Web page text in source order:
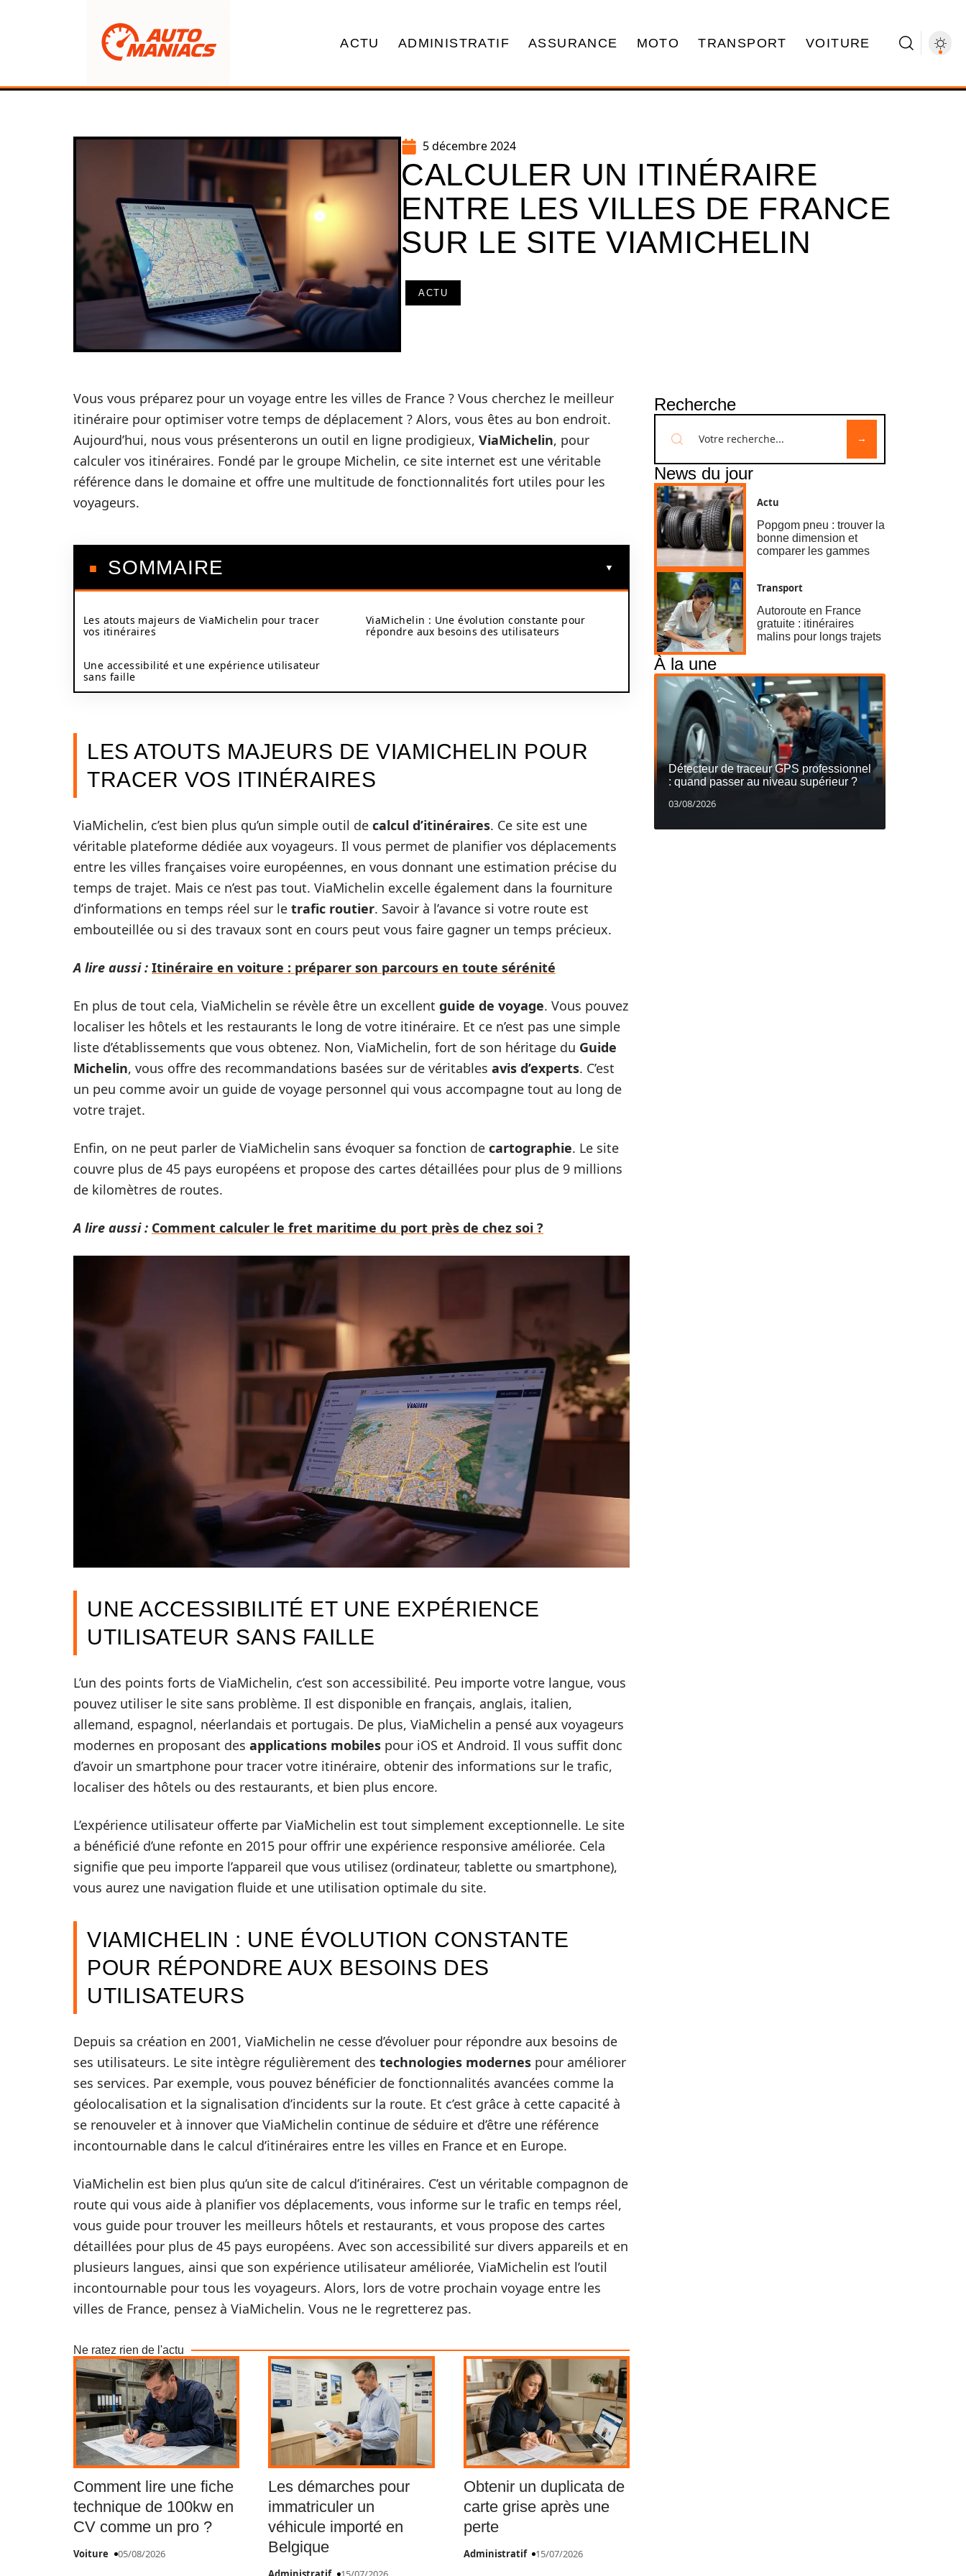
ACTU ADMINISTRATIF ASSURANCE MOTO TRANSPORT VOITURE
5 décembre 2024
CALCULER UN ITINÉRAIRE
ENTRE LES VILLES DE FRANCE
SUR LE SITE VIAMICHELIN
ACTU
Vous vous préparez pour un voyage entre les villes de France ? Vous cherchez le meilleur
itinéraire pour optimiser votre temps de déplacement ? Alors, vous êtes au bon endroit.
Aujourd’hui, nous vous présenterons un outil en ligne prodigieux, ViaMichelin, pour
calculer vos itinéraires. Fondé par le groupe Michelin, ce site internet est une véritable
référence dans le domaine et offre une multitude de fonctionnalités fort utiles pour les
voyageurs.
SOMMAIRE
Les atouts majeurs de ViaMichelin pour tracer
vos itinéraires
Une accessibilité et une expérience utilisateur
sans faille
ViaMichelin : Une évolution constante pour
répondre aux besoins des utilisateurs
LES ATOUTS MAJEURS DE VIAMICHELIN POUR
TRACER VOS ITINÉRAIRES
ViaMichelin, c’est bien plus qu’un simple outil de calcul d’itinéraires. Ce site est une
véritable plateforme dédiée aux voyageurs. Il vous permet de planifier vos déplacements
entre les villes françaises voire européennes, en vous donnant une estimation précise du
temps de trajet. Mais ce n’est pas tout. ViaMichelin excelle également dans la fourniture
d’informations en temps réel sur le trafic routier. Savoir à l’avance si votre route est
embouteillée ou si des travaux sont en cours peut vous faire gagner un temps précieux.
A lire aussi : Itinéraire en voiture : préparer son parcours en toute sérénité
En plus de tout cela, ViaMichelin se révèle être un excellent guide de voyage. Vous pouvez
localiser les hôtels et les restaurants le long de votre itinéraire. Et ce n’est pas une simple
liste d’établissements que vous obtenez. Non, ViaMichelin, fort de son héritage du Guide
Michelin, vous offre des recommandations basées sur de véritables avis d’experts. C’est
un peu comme avoir un guide de voyage personnel qui vous accompagne tout au long de
votre trajet.
Enfin, on ne peut parler de ViaMichelin sans évoquer sa fonction de cartographie. Le site
couvre plus de 45 pays européens et propose des cartes détaillées pour plus de 9 millions
de kilomètres de routes.
A lire aussi : Comment calculer le fret maritime du port près de chez soi ?
UNE ACCESSIBILITÉ ET UNE EXPÉRIENCE
UTILISATEUR SANS FAILLE
L’un des points forts de ViaMichelin, c’est son accessibilité. Peu importe votre langue, vous
pouvez utiliser le site sans problème. Il est disponible en français, anglais, italien,
allemand, espagnol, néerlandais et portugais. De plus, ViaMichelin a pensé aux voyageurs
modernes en proposant des applications mobiles pour iOS et Android. Il vous suffit donc
d’avoir un smartphone pour tracer votre itinéraire, obtenir des informations sur le trafic,
localiser des hôtels ou des restaurants, et bien plus encore.
L’expérience utilisateur offerte par ViaMichelin est tout simplement exceptionnelle. Le site
a bénéficié d’une refonte en 2015 pour offrir une expérience responsive améliorée. Cela
signifie que peu importe l’appareil que vous utilisez (ordinateur, tablette ou smartphone),
vous aurez une navigation fluide et une utilisation optimale du site.
VIAMICHELIN : UNE ÉVOLUTION CONSTANTE
POUR RÉPONDRE AUX BESOINS DES
UTILISATEURS
Depuis sa création en 2001, ViaMichelin ne cesse d’évoluer pour répondre aux besoins de
ses utilisateurs. Le site intègre régulièrement des technologies modernes pour améliorer
ses services. Par exemple, vous pouvez bénéficier de fonctionnalités avancées comme la
géolocalisation et la signalisation d’incidents sur la route. Et c’est grâce à cette capacité à
se renouveler et à innover que ViaMichelin continue de séduire et d’être une référence
incontournable dans le calcul d’itinéraires entre les villes en France et en Europe.
ViaMichelin est bien plus qu’un site de calcul d’itinéraires. C’est un véritable compagnon de
route qui vous aide à planifier vos déplacements, vous informe sur le trafic en temps réel,
vous guide pour trouver les meilleurs hôtels et restaurants, et vous propose des cartes
détaillées pour plus de 45 pays européens. Avec son accessibilité sur divers appareils et en
plusieurs langues, ainsi que son expérience utilisateur améliorée, ViaMichelin est l’outil
incontournable pour tous les voyageurs. Alors, lors de votre prochain voyage entre les
villes de France, pensez à ViaMichelin. Vous ne le regretterez pas.
Ne ratez rien de l'actu
Comment lire une fiche
technique de 100kw en
CV comme un pro ?
Voiture 05/08/2026
Les démarches pour
immatriculer un
véhicule importé en
Belgique
Obtenir un duplicata de
carte grise après une
perte
Administratif 15/07/2026
Recherche
News du jour
Actu
Popgom pneu : trouver la
bonne dimension et
comparer les gammes
Transport
Autoroute en France
gratuite : itinéraires
malins pour longs trajets
À la une
Détecteur de traceur GPS professionnel
: quand passer au niveau supérieur ?
03/08/2026